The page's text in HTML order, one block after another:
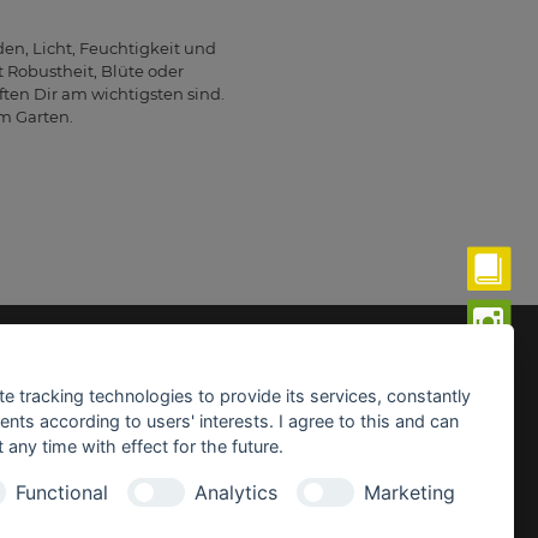
Licht, Feuchtigkeit und
Blüte oder
Dir am wichtigsten sind.
Garten.
- Freitag:
- 19.00 Uhr
tracking technologies to provide its services, constantly
according to users' interests. I agree to this and can
any time with effect for the future.
Functional Analytics Marketing